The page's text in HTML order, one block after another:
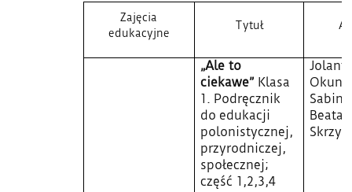
Zajęcia
edukacyjne
Tytuł
„Ale to
ciekawe” Klasa
1. Podręcznik
do edukacji
polonistycznej,
przyrodniczej,
społecznej;
część 1,2,3,4
Jolanta
Beata